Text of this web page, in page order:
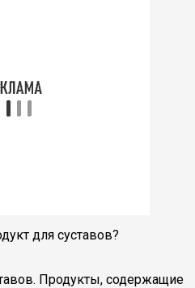
для суставов?
Продукты, содержащие